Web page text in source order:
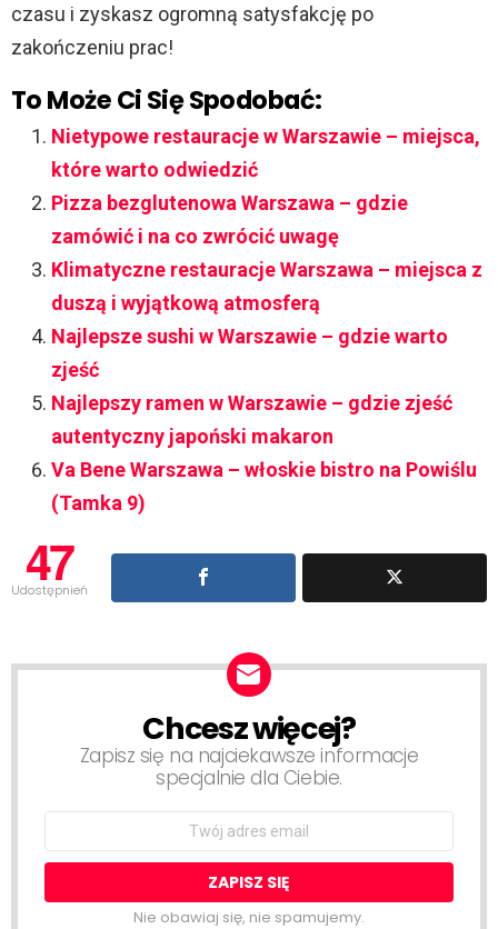
czasu i zyskasz ogromną satysfakcję po
zakończeniu prac!
To Może Ci Się Spodobać:
Nietypowe restauracje w Warszawie – miejsca,
które warto odwiedzić
Pizza bezglutenowa Warszawa – gdzie
zamówić i na co zwrócić uwagę
Klimatyczne restauracje Warszawa – miejsca z
duszą i wyjątkową atmosferą
Najlepsze sushi w Warszawie – gdzie warto
zjeść
Najlepszy ramen w Warszawie – gdzie zjeść
autentyczny japoński makaron
Va Bene Warszawa – włoskie bistro na Powiślu
(Tamka 9)
47
Udostępnień
NEWSLETTERChcesz więcej?
Zapisz się na najciekawsze informacje
specjalnie dla Ciebie.
Email
Nie obawiaj się, nie spamujemy.